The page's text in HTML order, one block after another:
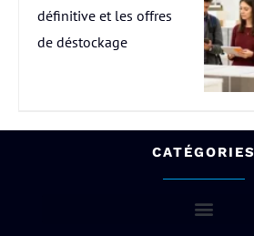
définitive et les offres
de déstockage
CATÉGORIES